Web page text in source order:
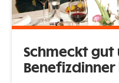
Schmeckt gut
Benefizdinner